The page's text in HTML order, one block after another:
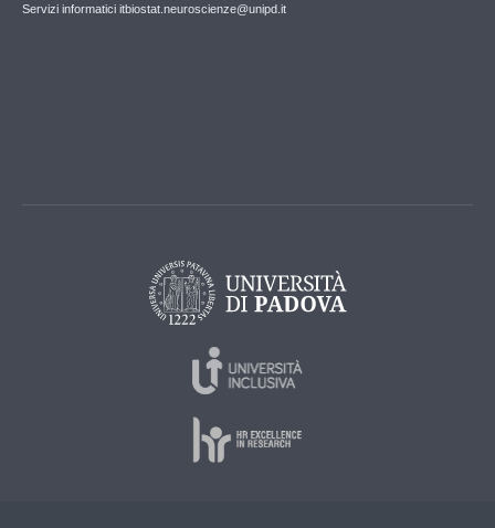
Servizi informatici itbiostat.neuroscienze@unipd.it